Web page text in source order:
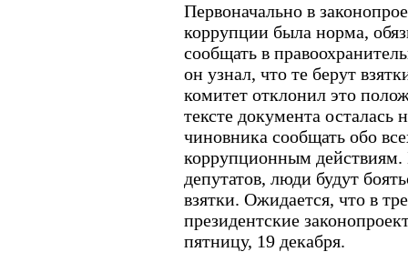
Первоначально в
коррупции была норма,
сообщать в
он узнал, что те берут
комитет отклонил это
тексте документа
чиновника сообщать обо
коррупционным
депутатов, люди будут
взятки. Ожидается, что в
президентские
пятницу, 19 декабря.